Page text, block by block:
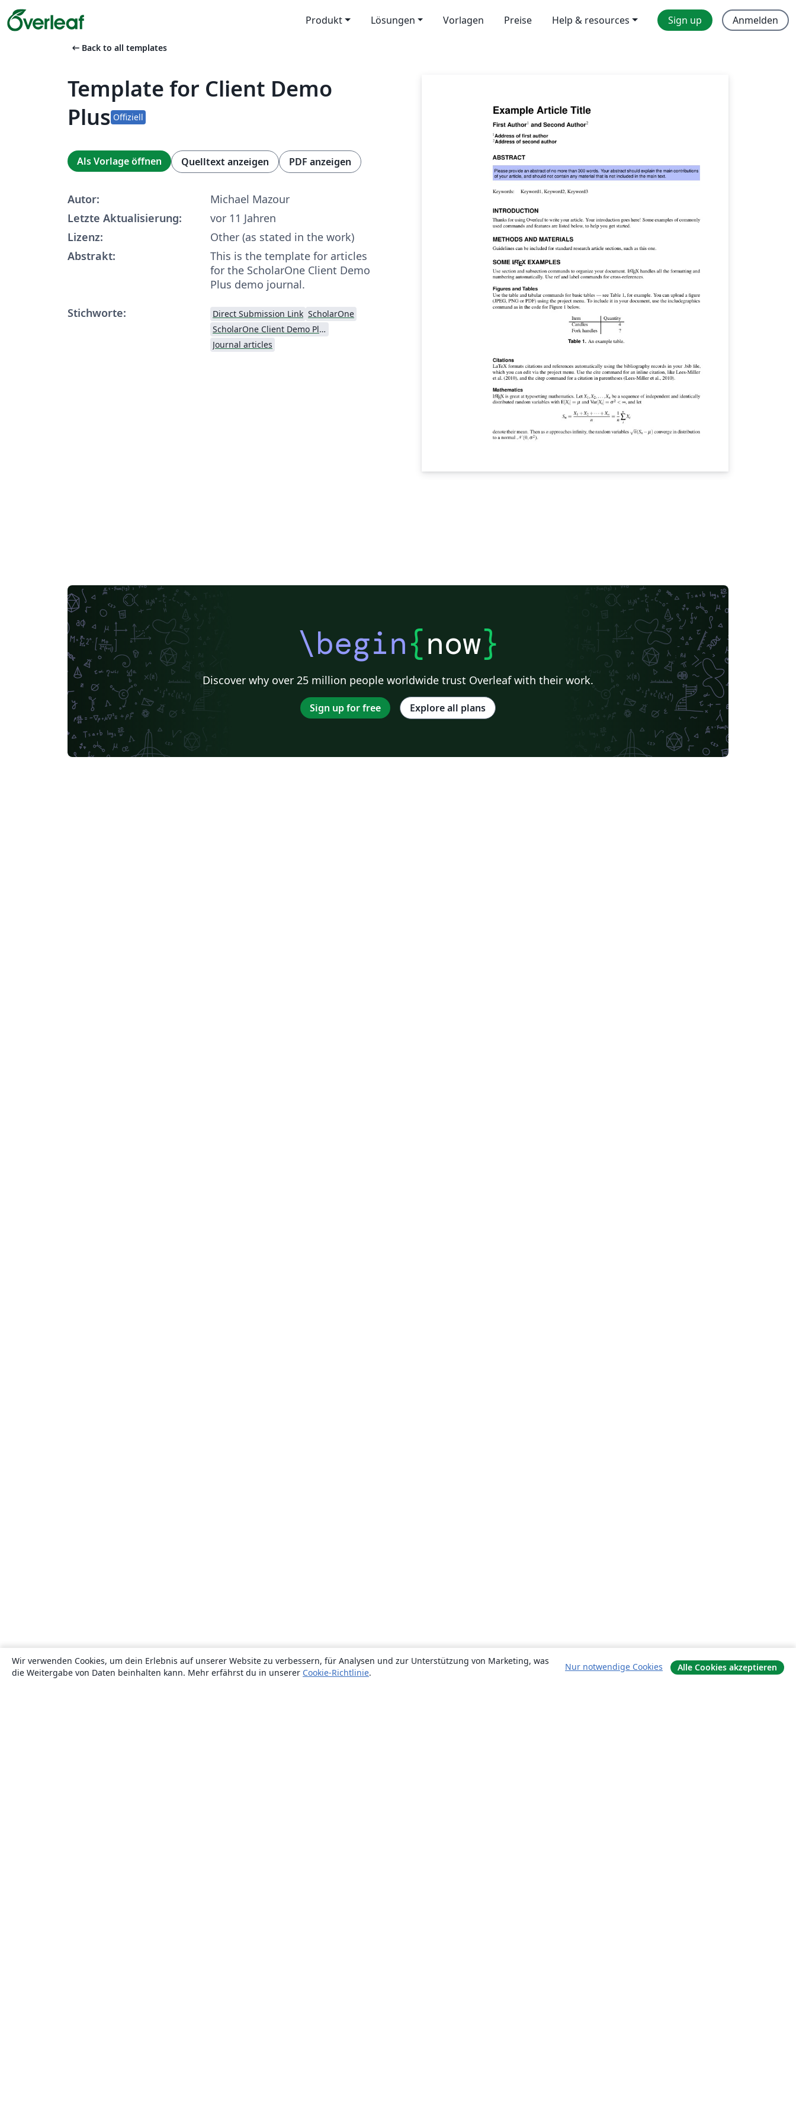
Produkt Lösungen Vorlagen Preise Help & resources Sign up Anmelden
arrow_left_alt Back to all templates
Template for Client Demo
Plus Offiziell
Als Vorlage öffnen Quelltext anzeigen PDF anzeigen
Autor:
Michael Mazour
Letzte Aktualisierung:
vor 11 Jahren
Lizenz:
Other (as stated in the work)
Abstrakt:
This is the template for articles
for the ScholarOne Client Demo
Plus demo journal.
Stichworte:
Direct Submission Link ScholarOne
ScholarOne Client Demo Plus Journal
Journal articles
\begin{now}
Discover why over 25 million people worldwide trust Overleaf with their work.
Sign up for free Explore all plans
Wir verwenden Cookies, um dein Erlebnis auf unserer Website zu verbessern, für Analysen und zur Unterstützung von Marketing, was
die Weitergabe von Daten beinhalten kann. Mehr erfährst du in unserer Cookie-Richtlinie.
Nur notwendige Cookies Alle Cookies akzeptieren